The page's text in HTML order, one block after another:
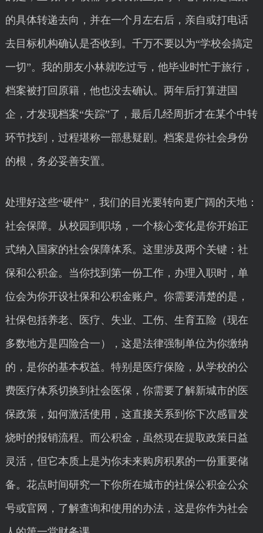
的具体转递去向，并在一个月左右后，亲自或打电话
去目标机构确认是否收到。千万不要以为“学校会搞定
一切”。我的朋友小林就吃过亏，他毕业时忙于旅行，
档案被打回原籍，他也没去确认。两年后打算进国
企，才发现档案“失踪”了，最后几经周折才在某个中转
环节找到，过程堪称一部悬疑剧。档案是你社会身份
的根，务必妥善安置。
处理好这些“硬件”，我们的目光要转向更广阔的天地：
社会保障。从校园到职场，一个核心变化是你开始正
式纳入国家的社会保障体系。这里涉及两个关键：社
保和公积金。当你找到第一份工作，办理入职时，单
位会为你开设社保和公积金账户。你需要清楚的是，
社保包括养老、医疗、失业、工伤、生育五险（现在
多数地方是四险合一），这是法律强制单位为你缴纳
的，是你的基本权益。特别是医疗保险，从学校的公
费医疗体系切换到社会医保，你需要了解新城市的医
保政策，如何激活使用，这直接关系到你下次感冒发
烧时的报销流程。而公积金，虽然现在提取政策日益
灵活，但它本质上是为你未来购房积累的一份重要储
备。花点时间研究一下你所在城市的社保公积金公众
号或官网，了解查询和使用的办法，这是你作为社会